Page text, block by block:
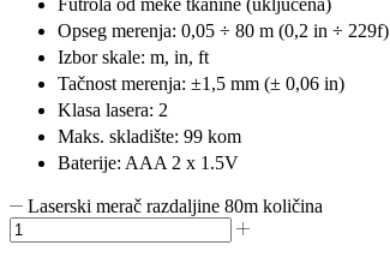
Futrola od meke tkanine (uključena)
Opseg merenja: 0,05 ÷ 80 m (0,2 in ÷ 229f)
Izbor skale: m, in, ft
Tačnost merenja: ±1,5 mm (± 0,06 in)
Klasa lasera: 2
Maks. skladište: 99 kom
Baterije: AAA 2 x 1.5V
Laserski merač razdaljine 80m količina